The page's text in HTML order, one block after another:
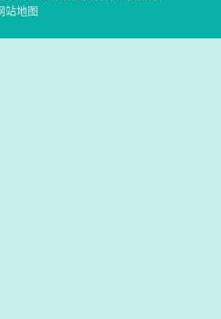
站地图